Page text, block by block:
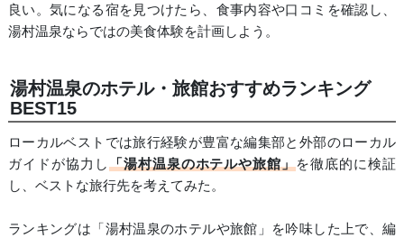
良い。気になる宿を見つけたら、食事内容や口コミを確認し、
湯村温泉ならではの美食体験を計画しよう。
湯村温泉のホテル・旅館おすすめランキング
BEST15
ローカルベストでは旅行経験が豊富な編集部と外部のローカル
ガイドが協力し「湯村温泉のホテルや旅館」を徹底的に検証
し、ベストな旅行先を考えてみた。
ランキングは「湯村温泉のホテルや旅館」を吟味した上で、編